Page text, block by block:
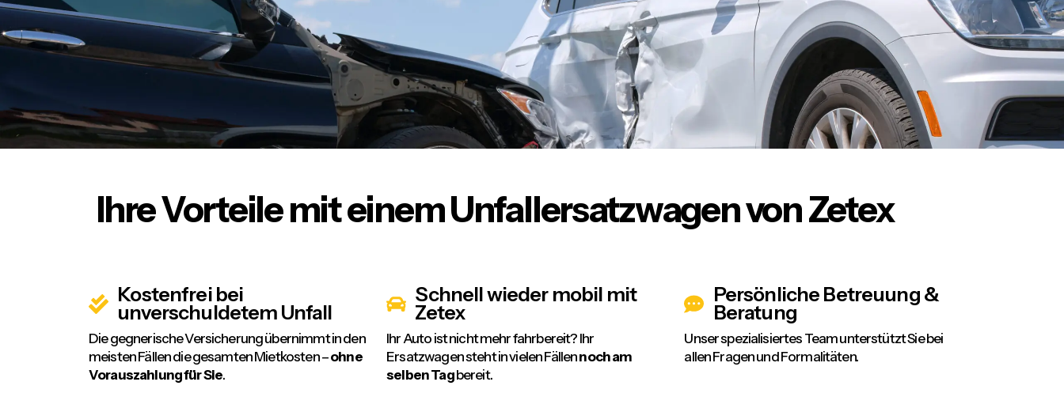
Ihre Vorteile mit einem Unfallersatzwagen von Zetex
Kostenfrei bei
unverschuldetem Unfall
Die gegnerische Versicherung übernimmt in den
meisten Fällen die gesamten Mietkosten –ohne
Vorauszahlung für Sie.
Schnell wieder mobil mit
Zetex
Ihr Auto ist nicht mehr fahrbereit? Ihr
Ersatzwagen steht in vielen Fällennoch am
selben Tagbereit.
Persönliche Betreuung &
Beratung
Unser spezialisiertes Team unterstützt Sie bei
allen Fragen und Formalitäten.